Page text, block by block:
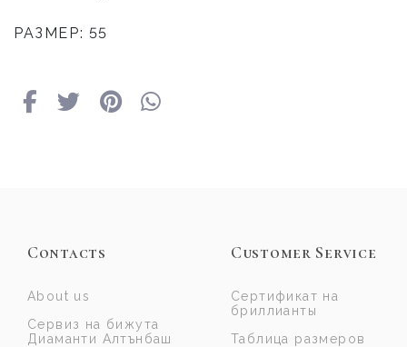
РАЗМЕР: 55
Contacts
About us
Сервиз на бижута
Диаманти Алтънбаш
Customer Service
Сертификат на
бриллианты
Таблица размеров